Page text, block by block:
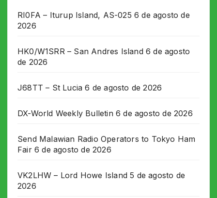
RI0FA – Iturup Island, AS-025 6 de agosto de
2026
HK0/W1SRR – San Andres Island 6 de agosto
de 2026
J68TT – St Lucia 6 de agosto de 2026
DX-World Weekly Bulletin 6 de agosto de 2026
Send Malawian Radio Operators to Tokyo Ham
Fair 6 de agosto de 2026
VK2LHW – Lord Howe Island 5 de agosto de
2026